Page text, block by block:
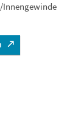
Innengewinde